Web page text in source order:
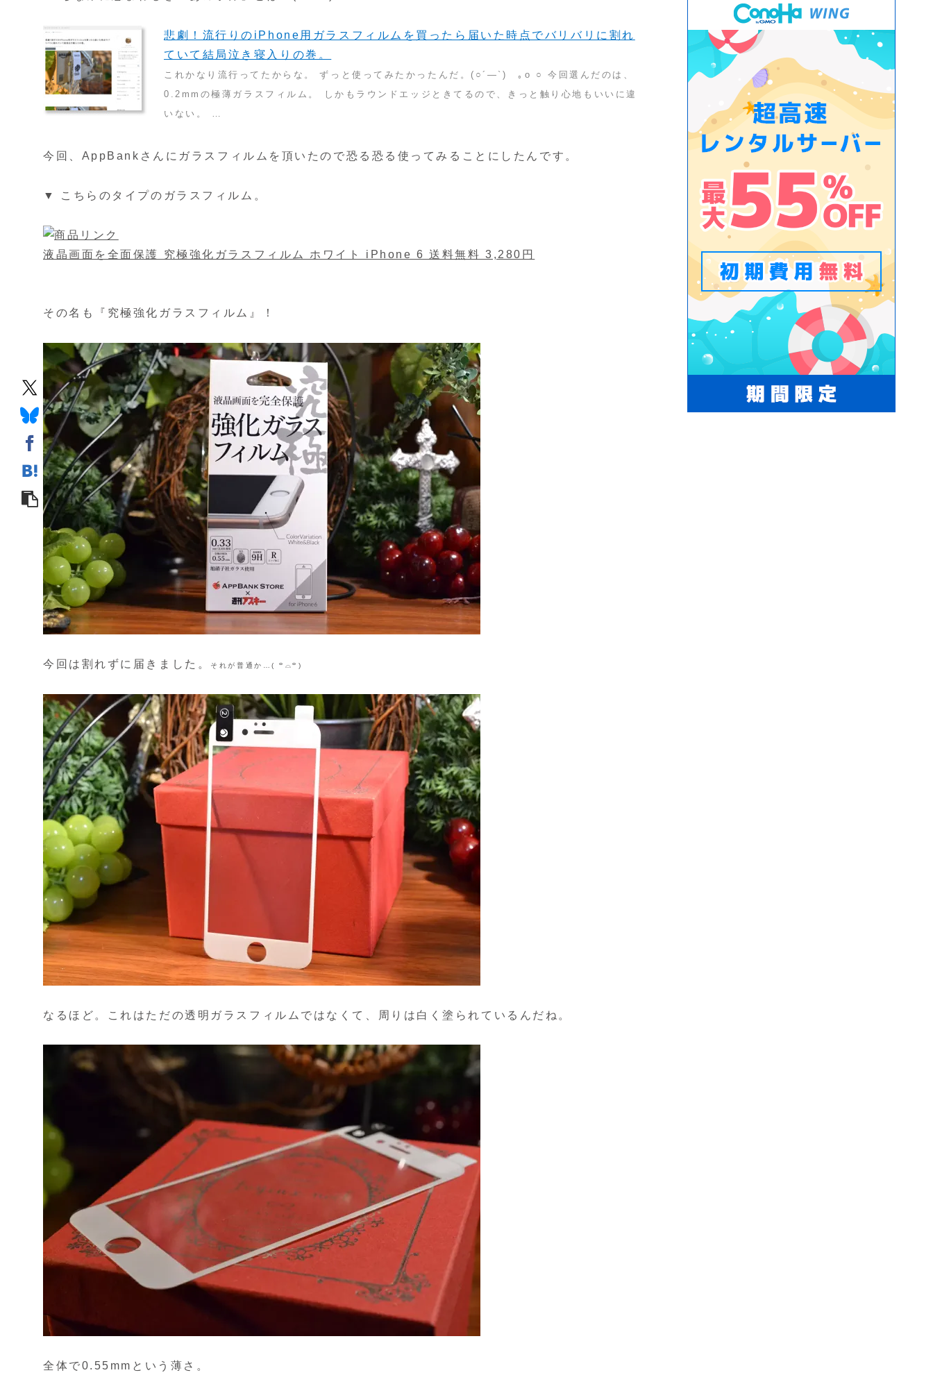
悲劇！流行りのiPhone用ガラスフィルムを買ったら届いた時点でバリバリに割れ
ていて結局泣き寝入りの巻。
これかなり流行ってたからな。 ずっと使ってみたかったんだ。(○´―`)ゞ｡o ○ 今回選んだのは、
0.2mmの極薄ガラスフィルム。 しかもラウンドエッジときてるので、きっと触り心地もいいに違
いない。 …
今回、AppBankさんにガラスフィルムを頂いたので恐る恐る使ってみることにしたんです。
▼ こちらのタイプのガラスフィルム。
液晶画面を全面保護 究極強化ガラスフィルム ホワイト iPhone 6 送料無料 3,280円
その名も『究極強化ガラスフィルム』！
今回は割れずに届きました。 それが普通か…( ꒪⌓꒪)
なるほど。これはただの透明ガラスフィルムではなくて、周りは白く塗られているんだね。
全体で0.55mmという薄さ。